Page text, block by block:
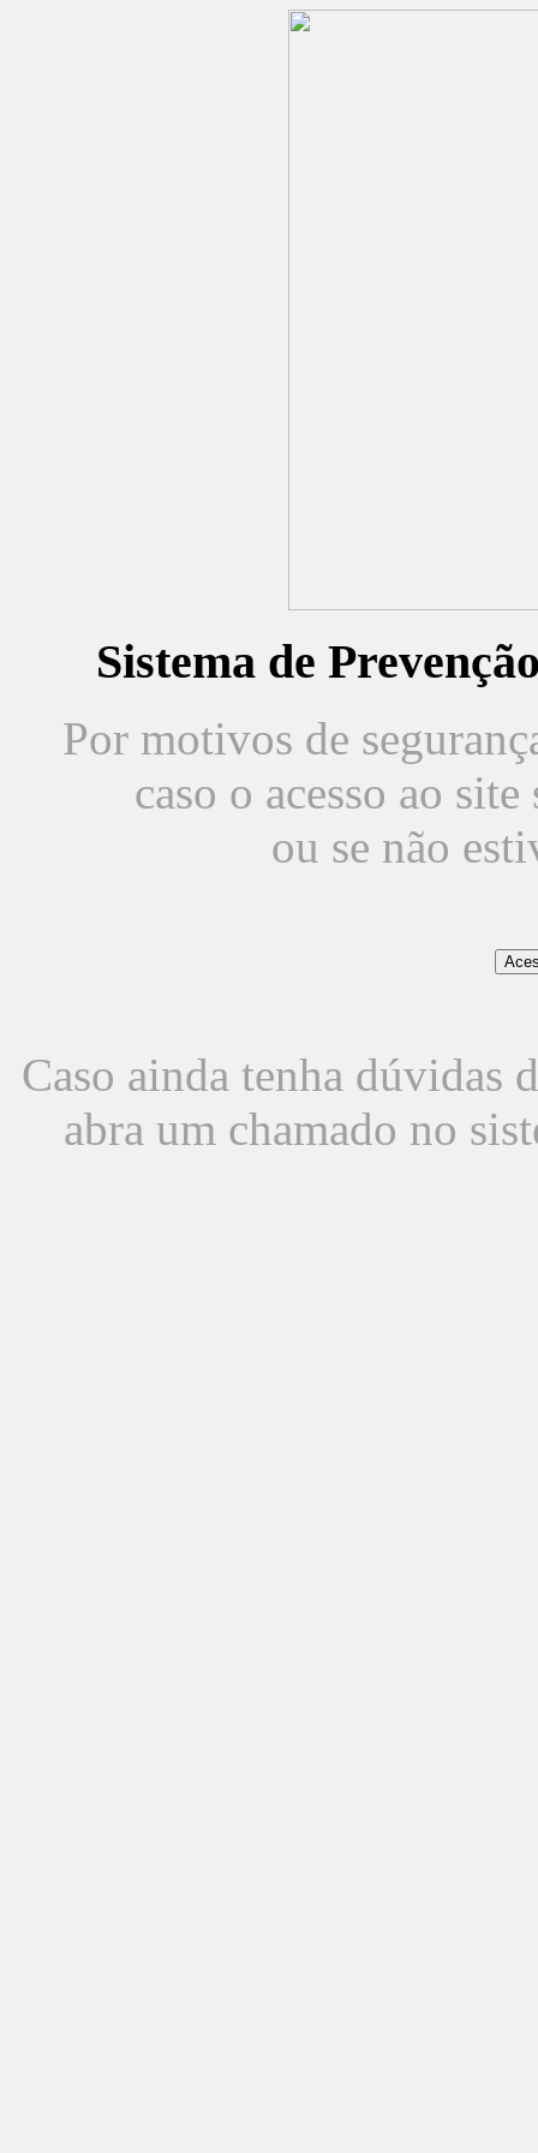
Sistema de
Por motivos de
caso o acesso ao
ou se não
Caso ainda tenha dúvidas
abra um chamado no